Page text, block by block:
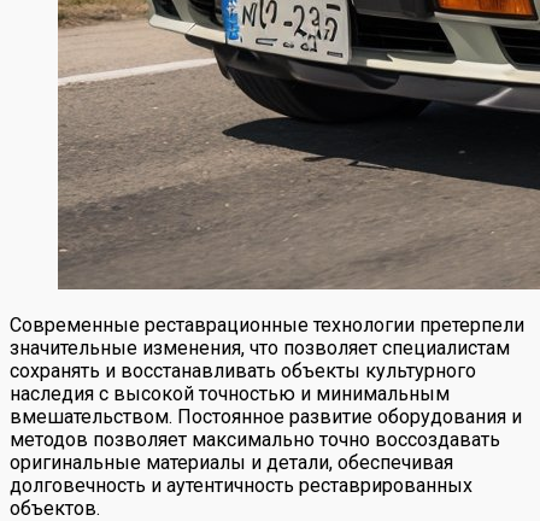
Современные реставрационные технологии претерпели
значительные изменения, что позволяет специалистам
сохранять и восстанавливать объекты культурного
наследия с высокой точностью и минимальным
вмешательством. Постоянное развитие оборудования и
методов позволяет максимально точно воссоздавать
оригинальные материалы и детали, обеспечивая
долговечность и аутентичность реставрированных
объектов.